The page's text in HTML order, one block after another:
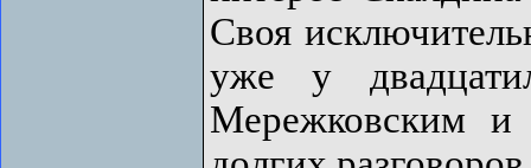
Своя
уже у
Мережковским и